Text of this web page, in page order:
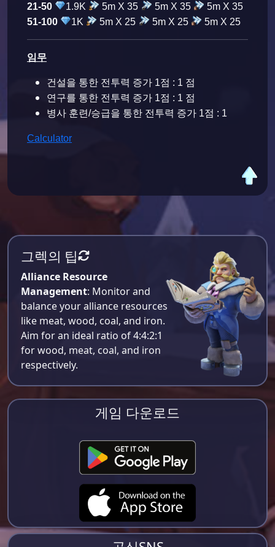
21-50
1.9K 5m X 35 5m X 35
5m X 35
51-100
1K 5m X 25 5m X 25 5m X 25
임무
건설을 통한 전투력 증가 1점 : 1 점
연구를 통한 전투력 증가 1점 : 1 점
병사 훈련/승급을 통한 전투력 증가 1점 : 1
Calculator
그렉의 팁
Alliance Resource
Management: Monitor and
balance your alliance resources
like meat, wood, coal, and iron.
Aim for an ideal ratio of 4:4:2:1
for wood, meat, coal, and iron
respectively​.
게임 다운로드